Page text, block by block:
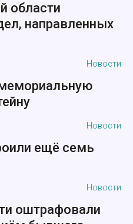
области
направленных
Новости
Новости
ещё семь
Новости
оштрафовали